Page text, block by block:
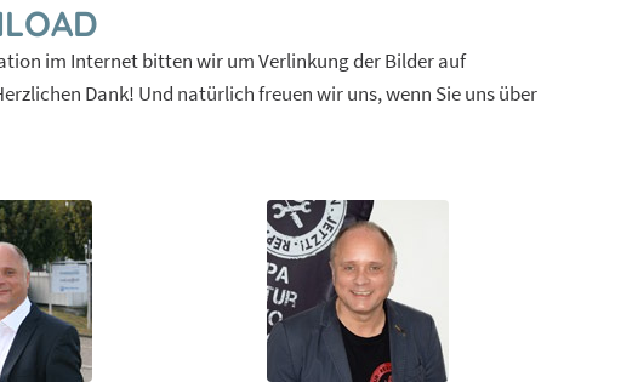
im Internet bitten wir um Verlinkung der Bilder auf
Dank! Und natürlich freuen wir uns, wenn Sie uns über